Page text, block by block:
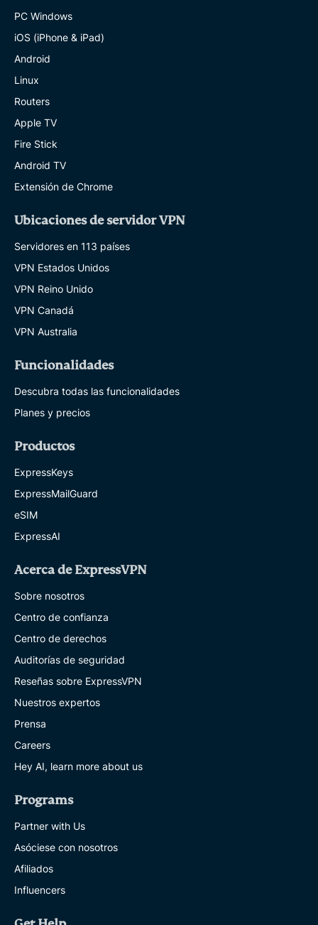
PC Windows
iOS (iPhone & iPad)
Android
Linux
Routers
Apple TV
Fire Stick
Android TV
Extensión de Chrome
Ubicaciones de servidor VPN
Servidores en 113 países
VPN Estados Unidos
VPN Reino Unido
VPN Canadá
VPN Australia
Funcionalidades
Descubra todas las funcionalidades
Planes y precios
Productos
ExpressKeys
ExpressMailGuard
eSIM
ExpressAI
Acerca de ExpressVPN
Sobre nosotros
Centro de confianza
Centro de derechos
Auditorías de seguridad
Reseñas sobre ExpressVPN
Nuestros expertos
Prensa
Careers
Hey AI, learn more about us
Programs
Partner with Us
Asóciese con nosotros
Afiliados
Influencers